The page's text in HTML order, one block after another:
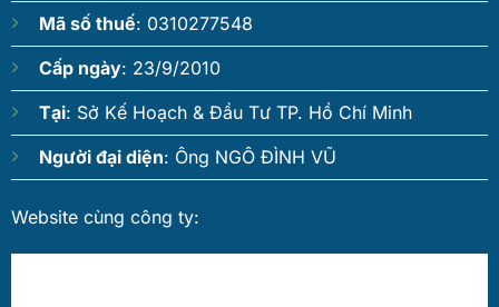
Mã số thuế: 0310277548
Cấp ngày: 23/9/2010
Tại: Sở Kế Hoạch & Đầu Tư TP. Hồ Chí Minh
Người đại diện: Ông NGÔ ĐÌNH VŨ
Website cùng công ty: